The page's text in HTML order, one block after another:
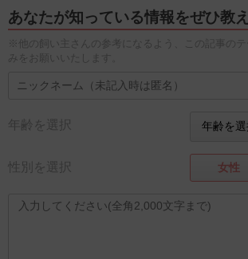
あなたが知っている情報をぜひ教
※他の飼い主さんの参考になるよう、この記事のテ
みをお願いいたします。
年齢を選択
性別を選択 女性